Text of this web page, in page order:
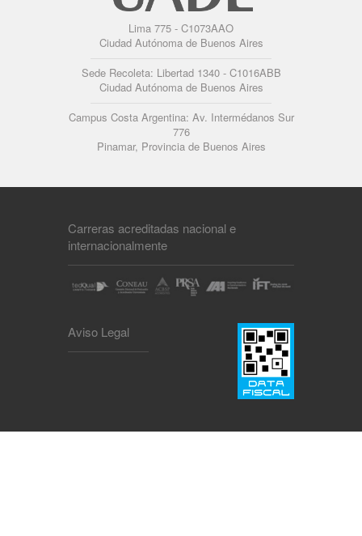
Lima 775 - C1073AAO
Ciudad Autónoma de Buenos Aires
Sede Recoleta: Libertad 1340 - C1016ABB
Ciudad Autónoma de Buenos Aires
Campus Costa Argentina: Av. Intermédanos Sur
776
Pinamar, Provincia de Buenos Aires
Carreras acreditadas nacional e
internacionalmente
Aviso Legal